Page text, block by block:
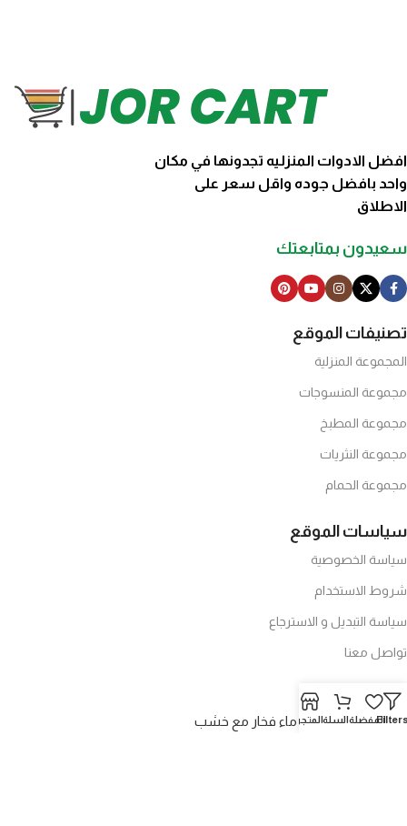
افضل الادوات المنزليه تجدونها في مكان
واحد بافضل جوده واقل سعر على
الاطلاق
سعيدون بمتابعتك
تصنيفات الموقع
المجموعة المنزلية
مجموعة المنسوجات
مجموعة المطبخ
مجموعة النثريات
مجموعة الحمام
سياسات الموقع
سياسة الخصوصية
شروط الاستخدام
سياسة التبديل و الاسترجاع
تواصل معنا
احدث العروض
نافورة ماء فخار مع خشب المفضلةالسلةالمتجر